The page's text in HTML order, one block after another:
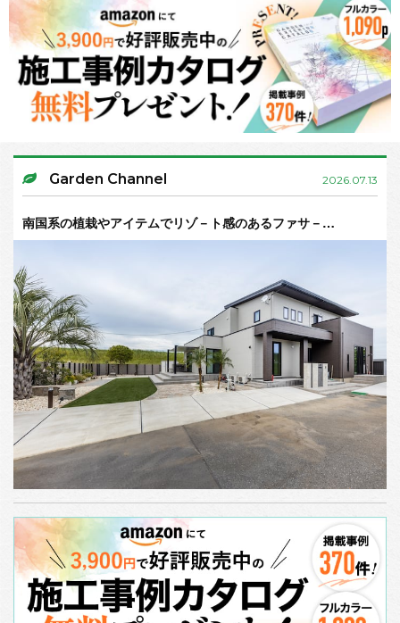
Garden Channel 2026.07.13
南国系の植栽やアイテムでリゾ－ト感のあるファサ－…